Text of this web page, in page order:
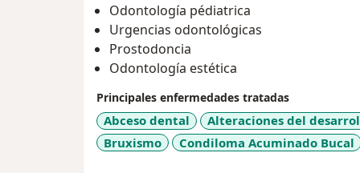
urgencias odontológicas, brindando
llegan con dolor o molestias.
Mi prioridad es que te sientas en
ambiente profesional pero cercano. Cada
buscando siempre lo mejor para tu
Odontología pédiatrica
Urgencias odontológicas
Prostodoncia
Odontología estética
Principales enfermedades tratadas
Abceso dental Alteraciones del
Bruxismo
Condiloma Acuminado Bucal